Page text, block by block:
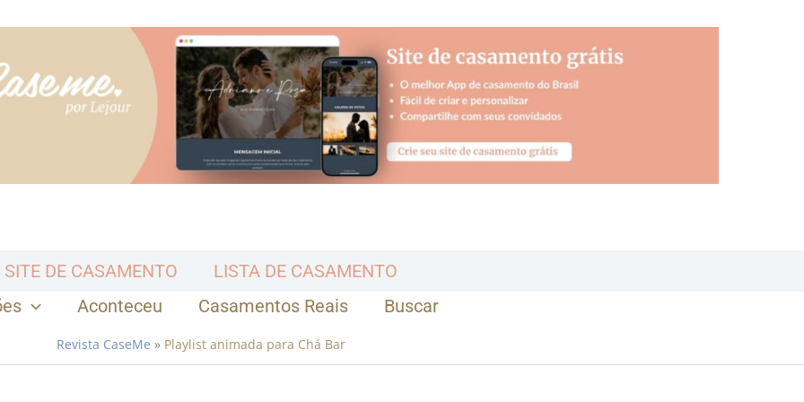
SITE DE CASAMENTO
LISTA DE CASAMENTO
Aconteceu Casamentos Reais Buscar
Revista CaseMe » Playlist animada para Chá Bar